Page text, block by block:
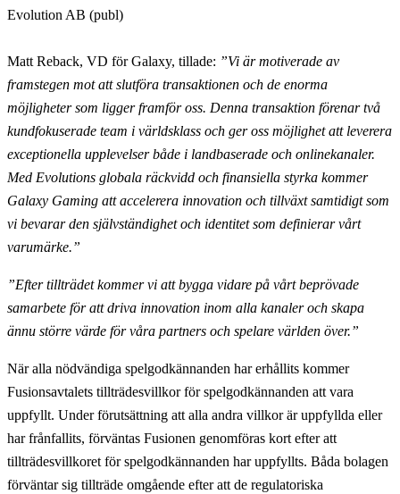
Evolution AB (publ)
Matt Reback, VD för Galaxy, tillade: ”Vi är motiverade av
framstegen mot att slutföra transaktionen och de enorma
möjligheter som ligger framför oss. Denna transaktion förenar två
kundfokuserade team i världsklass och ger oss möjlighet att leverera
exceptionella upplevelser både i landbaserade och onlinekanaler.
Med Evolutions globala räckvidd och finansiella styrka kommer
Galaxy Gaming att accelerera innovation och tillväxt samtidigt som
vi bevarar den självständighet och identitet som definierar vårt
varumärke.”
”Efter tillträdet kommer vi att bygga vidare på vårt beprövade
samarbete för att driva innovation inom alla kanaler och skapa
ännu större värde för våra partners och spelare världen över.”
När alla nödvändiga spelgodkännanden har erhållits kommer
Fusionsavtalets tillträdesvillkor för spelgodkännanden att vara
uppfyllt. Under förutsättning att alla andra villkor är uppfyllda eller
har frånfallits, förväntas Fusionen genomföras kort efter att
tillträdesvillkoret för spelgodkännanden har uppfyllts. Båda bolagen
förväntar sig tillträde omgående efter att de regulatoriska